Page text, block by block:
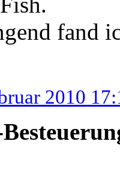
fand
2010